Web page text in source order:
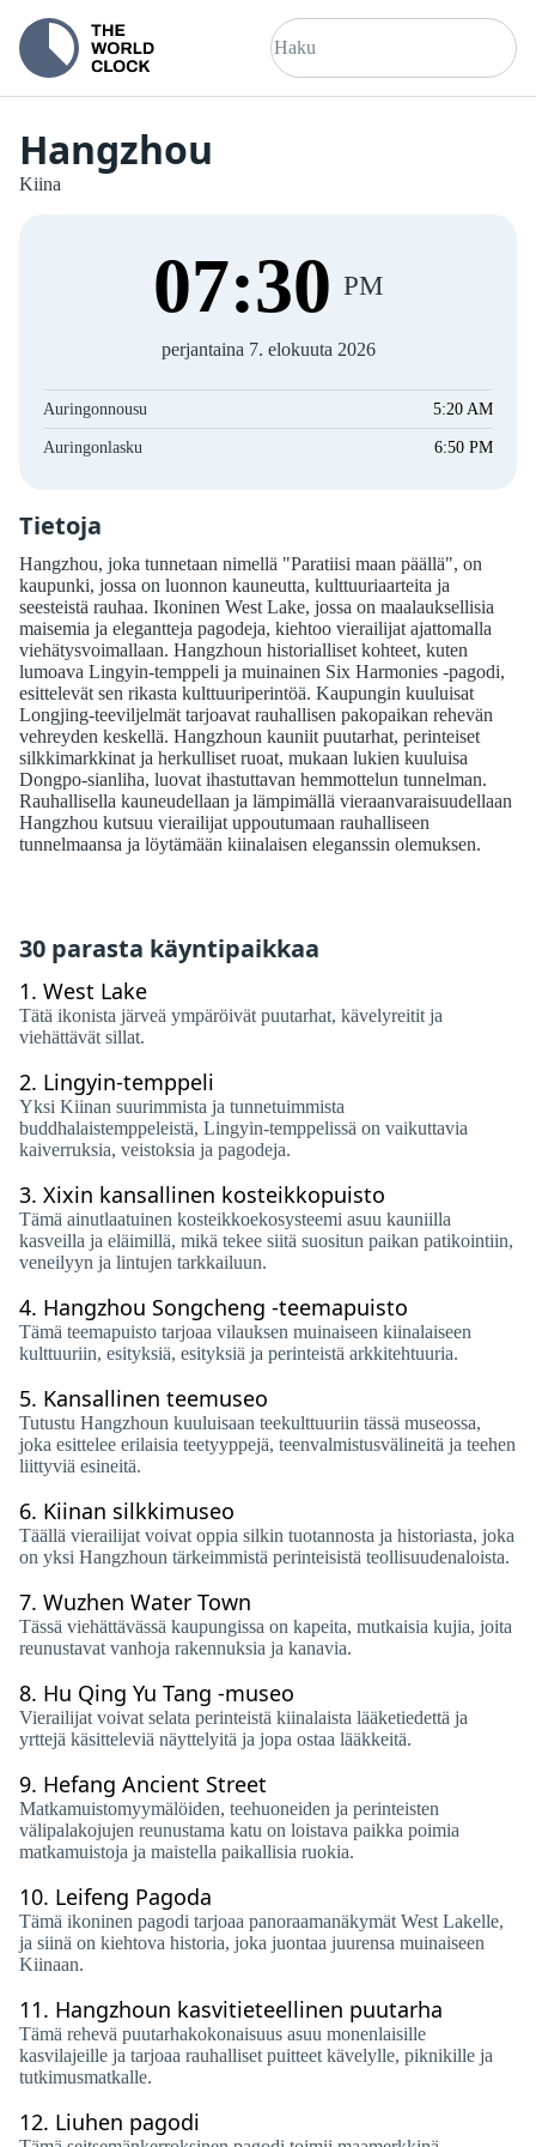
Hangzhou
Kiina
07:30 PM
perjantaina 7. elokuuta 2026
Auringonnousu 5:20 AM
Auringonlasku 6:50 PM
Tietoja
Hangzhou, joka tunnetaan nimellä "Paratiisi maan päällä", on
kaupunki, jossa on luonnon kauneutta, kulttuuriaarteita ja
seesteistä rauhaa. Ikoninen West Lake, jossa on maalauksellisia
maisemia ja elegantteja pagodeja, kiehtoo vierailijat ajattomalla
viehätysvoimallaan. Hangzhoun historialliset kohteet, kuten
lumoava Lingyin-temppeli ja muinainen Six Harmonies -pagodi,
esittelevät sen rikasta kulttuuriperintöä. Kaupungin kuuluisat
Longjing-teeviljelmät tarjoavat rauhallisen pakopaikan rehevän
vehreyden keskellä. Hangzhoun kauniit puutarhat, perinteiset
silkkimarkkinat ja herkulliset ruoat, mukaan lukien kuuluisa
Dongpo-sianliha, luovat ihastuttavan hemmottelun tunnelman.
Rauhallisella kauneudellaan ja lämpimällä vieraanvaraisuudellaan
Hangzhou kutsuu vierailijat uppoutumaan rauhalliseen
tunnelmaansa ja löytämään kiinalaisen eleganssin olemuksen.
30 parasta käyntipaikkaa
1. West Lake
Tätä ikonista järveä ympäröivät puutarhat, kävelyreitit ja
viehättävät sillat.
2. Lingyin-temppeli
Yksi Kiinan suurimmista ja tunnetuimmista
buddhalaistemppeleistä, Lingyin-temppelissä on vaikuttavia
kaiverruksia, veistoksia ja pagodeja.
3. Xixin kansallinen kosteikkopuisto
Tämä ainutlaatuinen kosteikkoekosysteemi asuu kauniilla
kasveilla ja eläimillä, mikä tekee siitä suositun paikan patikointiin,
veneilyyn ja lintujen tarkkailuun.
4. Hangzhou Songcheng -teemapuisto
Tämä teemapuisto tarjoaa vilauksen muinaiseen kiinalaiseen
kulttuuriin, esityksiä, esityksiä ja perinteistä arkkitehtuuria.
5. Kansallinen teemuseo
Tutustu Hangzhoun kuuluisaan teekulttuuriin tässä museossa,
joka esittelee erilaisia ​​teetyyppejä, teenvalmistusvälineitä ja teehen
liittyviä esineitä.
6. Kiinan silkkimuseo
Täällä vierailijat voivat oppia silkin tuotannosta ja historiasta, joka
on yksi Hangzhoun tärkeimmistä perinteisistä teollisuudenaloista.
7. Wuzhen Water Town
Tässä viehättävässä kaupungissa on kapeita, mutkaisia ​​kujia, joita
reunustavat vanhoja rakennuksia ja kanavia.
8. Hu Qing Yu Tang -museo
Vierailijat voivat selata perinteistä kiinalaista lääketiedettä ja
yrttejä käsitteleviä näyttelyitä ja jopa ostaa lääkkeitä.
9. Hefang Ancient Street
Matkamuistomyymälöiden, teehuoneiden ja perinteisten
välipalakojujen reunustama katu on loistava paikka poimia
matkamuistoja ja maistella paikallisia ruokia.
10. Leifeng Pagoda
Tämä ikoninen pagodi tarjoaa panoraamanäkymät West Lakelle,
ja siinä on kiehtova historia, joka juontaa juurensa muinaiseen
Kiinaan.
11. Hangzhoun kasvitieteellinen puutarha
Tämä rehevä puutarhakokonaisuus asuu monenlaisille
kasvilajeille ja tarjoaa rauhalliset puitteet kävelylle, piknikille ja
tutkimusmatkalle.
12. Liuhen pagodi